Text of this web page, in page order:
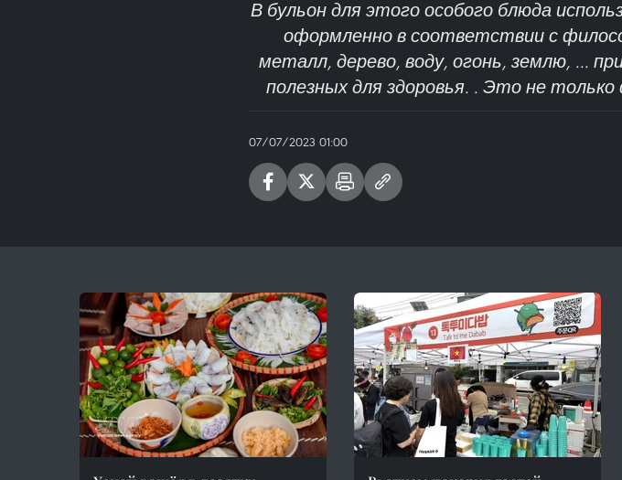
В бульон для этого особого блюда
оформленно в соответствии с
металл, дерево, воду, огонь, землю, ...
полезных для здоровья. . Это не
07/07/2023 01:00